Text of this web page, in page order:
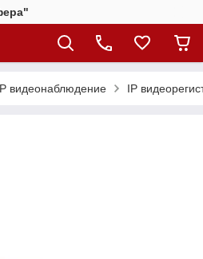
видеонаблюдение IP